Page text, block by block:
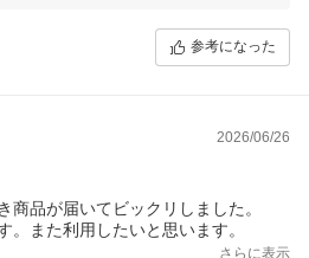
たとのこと、スタッフ一同これ以上の喜
けできるよう、心がけてまいります。
ております。
満足店
参考になった
2026/06/26
商品が届いてビックリしました。
。また利用したいと思います。
さらに表示